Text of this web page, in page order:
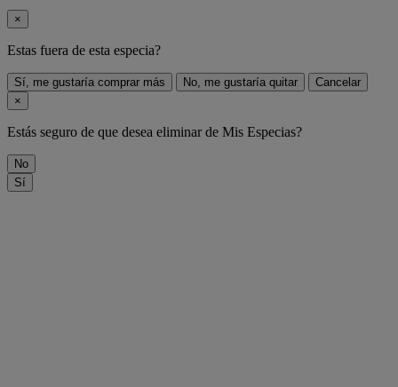
×
Estas fuera de esta especia?
Sí, me gustaría comprar más No, me gustaría quitar
Cancelar
×
Estás seguro de que desea eliminarde Mis Especias?
No
Sí